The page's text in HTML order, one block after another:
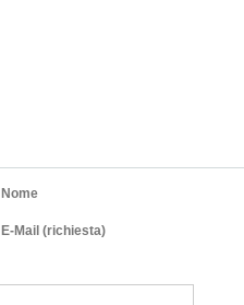
Nome
E-Mail (richiesta)